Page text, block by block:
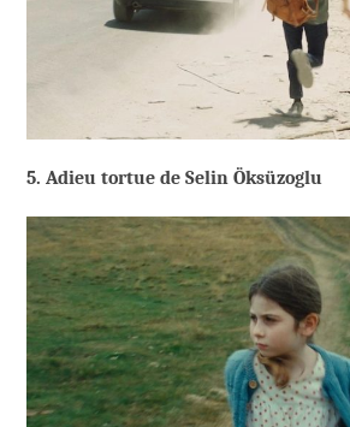
5. Adieu tortue de Selin Öksüzoglu